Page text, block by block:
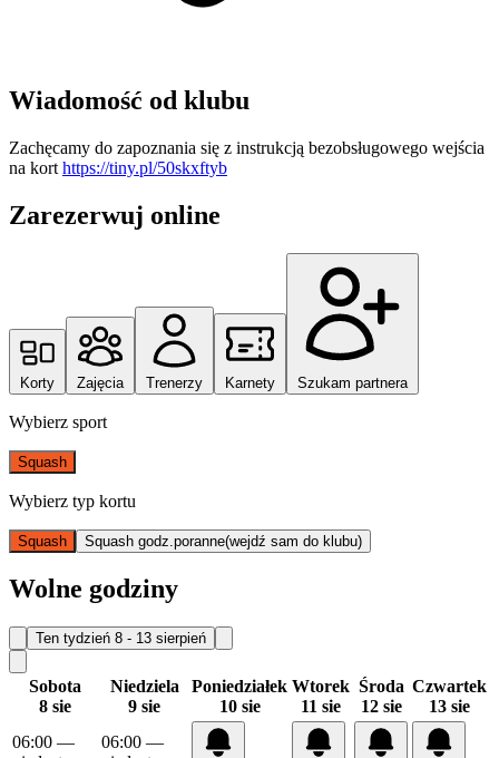
Wiadomość od klubu
Zachęcamy do zapoznania się z instrukcją bezobsługowego wejścia
na kort https://tiny.pl/50skxftyb
Zarezerwuj online
Korty Zajęcia Trenerzy Karnety Szukam partnera
Wybierz sport
Squash
Wybierz typ kortu
Squash Squash godz.poranne(wejdź sam do klubu)
Wolne godziny
Ten tydzień 8 - 13 sierpień
Sobota
8 sie
Niedziela
9 sie
Poniedziałek
10 sie
Wtorek
11 sie
Środa
12 sie
Czwartek
13 sie
06:00 —
06:00 —